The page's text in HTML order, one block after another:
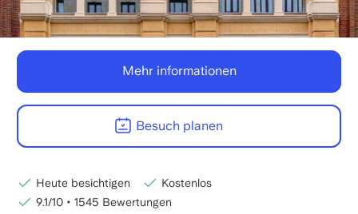
Mehr informationen
Besuch planen
Heute besichtigen
Kostenlos
9.1/10 • 1545 Bewertungen